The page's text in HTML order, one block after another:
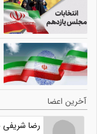
آخرین اعضا
رضا شریفی